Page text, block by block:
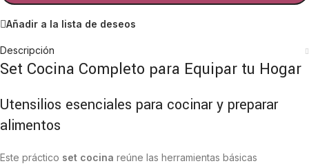
Añadir a la lista de deseos
Descripción
Set Cocina Completo para Equipar tu Hogar
Utensilios esenciales para cocinar y preparar
alimentos
Este práctico set cocina reúne las herramientas básicas